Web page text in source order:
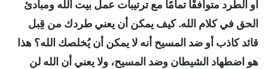
أو الطرد متوافقًا تمامًا مع ترتيبات عمل بيت الله ومبادئ
الحق في كلام الله. كيف يمكن أن يعني طردك من قِبل
قائد كاذب أو ضد المسيح أنه لا يمكن أن يُخلصك الله؟ هذا
هو اضطهاد الشيطان وضد المسيح، ولا يعني أن الله لن